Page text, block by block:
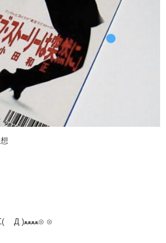
し、し、7時ですかー？！Σ( Д )ﻌﻌﻌﻌ⊙ ⊙